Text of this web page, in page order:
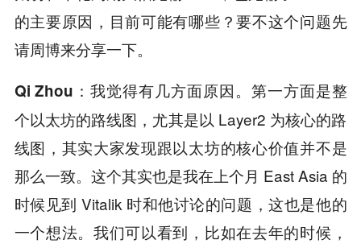
的主要原因，目前可能有哪些？要不这个问题先
请周博来分享一下。
Qi Zhou：我觉得有几方面原因。第一方面是整
个以太坊的路线图，尤其是以 Layer2 为核心的路
线图，其实大家发现跟以太坊的核心价值并不是
那么一致。这个其实也是我在上个月 East Asia 的
时候见到 Vitalik 时和他讨论的问题，这也是他的
一个想法。我们可以看到，比如在去年的时候，